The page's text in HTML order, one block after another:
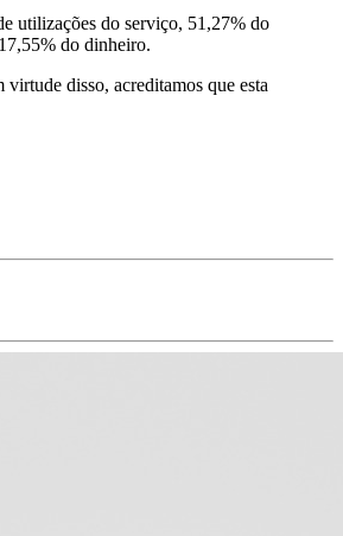
utilizações do serviço, 51,27% do
do dinheiro.
disso, acreditamos que esta